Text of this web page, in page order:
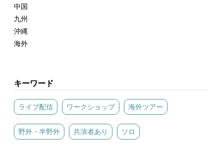
中国
九州
沖縄
海外
キーワード
ライブ配信 ワークショップ 海外ツアー
野外・半野外 共演者あり ソロ